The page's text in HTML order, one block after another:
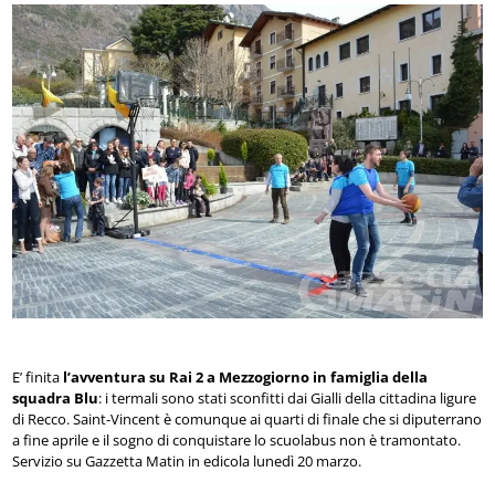
E’ finita l’avventura su Rai 2 a Mezzogiorno in famiglia della
squadra Blu: i termali sono stati sconfitti dai Gialli della cittadina ligure
di Recco. Saint-Vincent è comunque ai quarti di finale che si diputerrano
a fine aprile e il sogno di conquistare lo scuolabus non è tramontato.
Servizio su Gazzetta Matin in edicola lunedì 20 marzo.